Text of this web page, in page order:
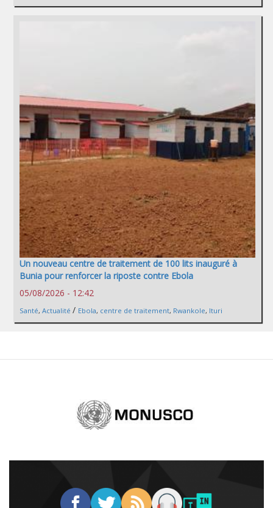
Un nouveau centre de traitement de 100 lits inauguré à
Bunia pour renforcer la riposte contre Ebola
05/08/2026 - 12:42
Santé, Actualité / Ebola, centre de traitement, Rwankole, Ituri